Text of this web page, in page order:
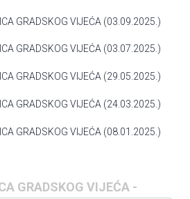
GRADSKOG VIJEĆA (03.09.2025.)
GRADSKOG VIJEĆA (03.07.2025.)
GRADSKOG VIJEĆA (29.05.2025.)
GRADSKOG VIJEĆA (24.03.2025.)
GRADSKOG VIJEĆA (08.01.2025.)
GRADSKOG VIJEĆA -